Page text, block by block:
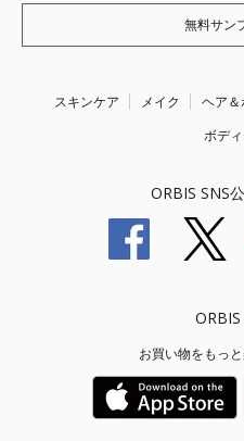
無料サン
スキンケア メイク ヘア＆
ボデ
ORBIS SNS
お買い物をもっ